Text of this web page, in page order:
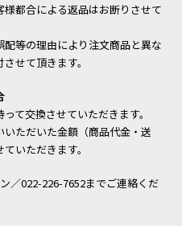
都合による返品はお断りさせて
等の理由により注文商品と異な
せて頂きます。
て交換させていただきます。
ただいた金額（商品代金・送
いただきます。
／022-226-7652までご連絡くだ